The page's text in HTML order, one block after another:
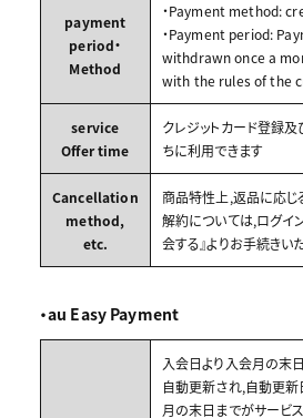
payment
period・
Method
・Payment method:
・Payment period:
withdrawn once a
with the rules of the
service
Offer time
クレジットカード登録
ちに利用できます
Cancellation
method,
etc.
商品特性上,返品に応じ
解約については,ログイ
会する』よりお手続きい
・au Easy Payment
入会日より入会月の末
自動更新され,自動更
月の末日までがサービ